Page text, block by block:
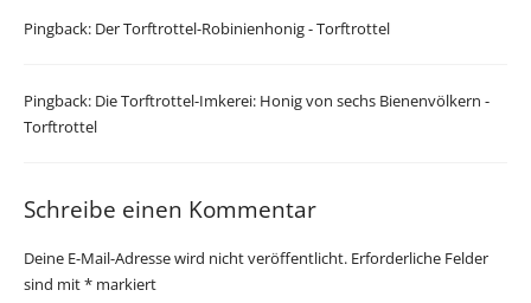
Pingback: Der Torftrottel-Robinienhonig - Torftrottel
Pingback: Die Torftrottel-Imkerei: Honig von sechs Bienenvölkern -
Torftrottel
Schreibe einen Kommentar
Deine E-Mail-Adresse wird nicht veröffentlicht. Erforderliche Felder
sind mit* markiert